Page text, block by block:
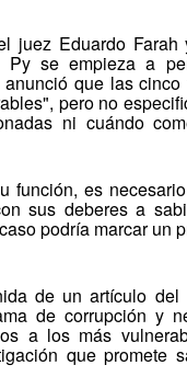
juez Eduardo Farah
Py se empieza a
que las cinco
pero no
ni cuándo
función, es
sus deberes a
podría marcar un
de un artículo del
de corrupción y
a los más
que promete